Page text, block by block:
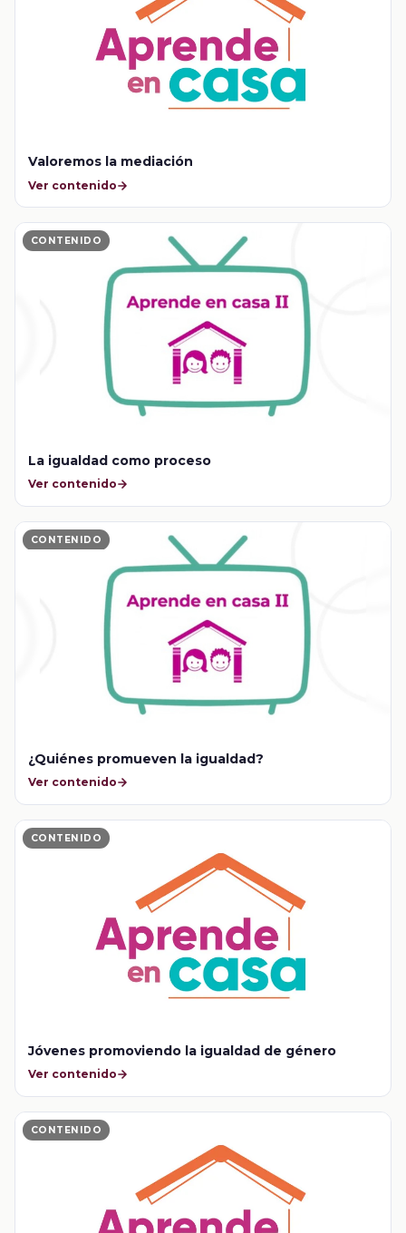
Valoremos la mediación
Ver contenido
CONTENIDO
La igualdad como proceso
Ver contenido
CONTENIDO
¿Quiénes promueven la igualdad?
Ver contenido
CONTENIDO
Jóvenes promoviendo la igualdad de género
Ver contenido
CONTENIDO